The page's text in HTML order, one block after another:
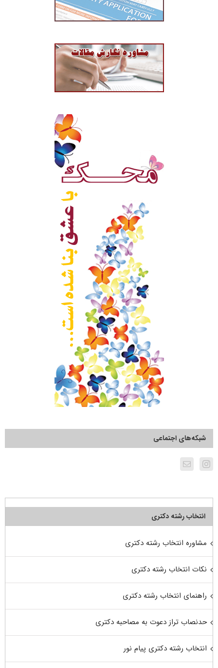
شبکه‌های اجتماعی
انتخاب رشته دکتری
مشاوره انتخاب رشته دکتری
نکات انتخاب رشته دکتری
راهنمای انتخاب رشته دکتری
حدنصاب تراز دعوت به مصاحبه دکتری
انتخاب رشته دکتری پیام نور